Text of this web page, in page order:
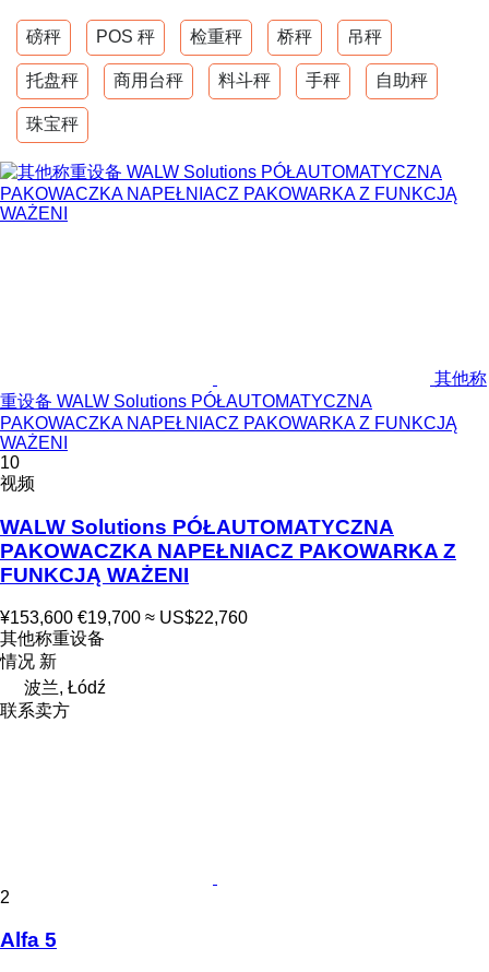
磅秤 POS 秤 检重秤 桥秤 吊秤
托盘秤 商用台秤 料斗秤 手秤 自助秤
珠宝秤
其他称
重设备 WALW Solutions PÓŁAUTOMATYCZNA
PAKOWACZKA NAPEŁNIACZ PAKOWARKA Z FUNKCJĄ
WAŻENI
10
视频
WALW Solutions PÓŁAUTOMATYCZNA
PAKOWACZKA NAPEŁNIACZ PAKOWARKA Z
FUNKCJĄ WAŻENI
¥153,600 €19,700 ≈ US$22,760
其他称重设备
情况 新
波兰, Łódź
联系卖方
2
Alfa 5